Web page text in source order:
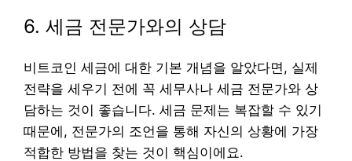
6. 세금 전문가와의 상담
비트코인 세금에 대한 기본 개념을 알았다면, 실제
전략을 세우기 전에 꼭 세무사나 세금 전문가와 상
담하는 것이 좋습니다. 세금 문제는 복잡할 수 있기
때문에, 전문가의 조언을 통해 자신의 상황에 가장
적합한 방법을 찾는 것이 핵심이에요.